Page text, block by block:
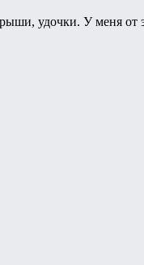
удочки. У меня от